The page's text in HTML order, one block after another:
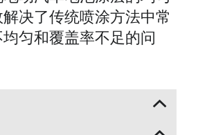
决了传统喷涂方法中常
匀和覆盖率不足的问